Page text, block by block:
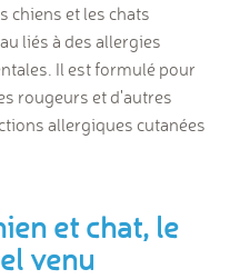
chiens et les chats
liés à des allergies
Il est formulé pour
rougeurs et d'autres
allergiques cutanées
et chat, le
venu